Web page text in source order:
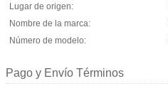
Lugar de origen:
Nombre de la marca:
Número de modelo:
Pago y Envío Términos